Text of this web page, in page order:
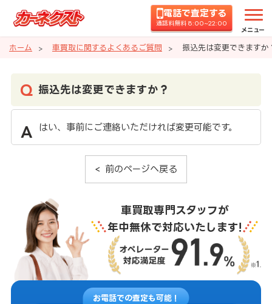
電話で査定する
通話料無料 8:00~22:00
メニュー
ホーム 車買取に関するよくあるご質問 振込先は変更できますか
振込先は変更できますか？
はい、事前にご連絡いただければ変更可能です。
前のページへ戻る
車買取専門スタッフが
年中無休で対応いたします!
お電話での査定も可能！